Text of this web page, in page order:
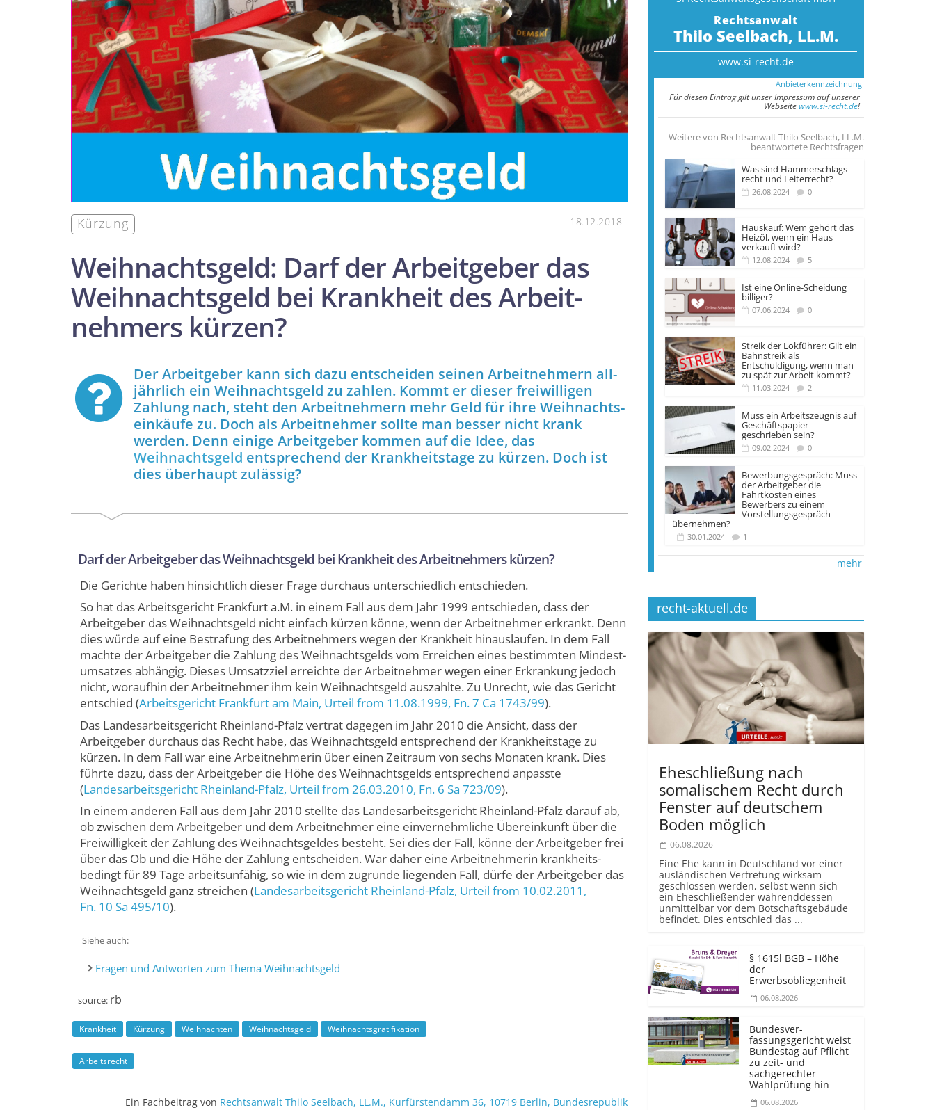
Kürzung 18.12.2018
Weihnachts­geld: Darf der Arbeitgeber das
Weihnachts­geld bei Krankheit des Arbeit­
nehmers kürzen?
Der Arbeitgeber kann sich dazu entscheiden seinen Arbeit­nehmern all­
jährlich ein Weihnachts­geld zu zahlen. Kommt er dieser freiwilligen
Zahlung nach, steht den Arbeit­nehmern mehr Geld für ihre Weihnachts­
einkäufe zu. Doch als Arbeit­nehmer sollte man besser nicht krank
werden. Denn einige Arbeitgeber kommen auf die Idee, das
Weihnachtsgeld entsprechend der Krankheits­tage zu kürzen. Doch ist
dies überhaupt zulässig?
Darf der Arbeitgeber das Weihnachts­geld bei Krankheit des Arbeit­nehmers kürzen?
Die Gerichte haben hinsichtlich dieser Frage durchaus unterschiedlich entschieden.
So hat das Arbeits­gericht Frankfurt a.M. in einem Fall aus dem Jahr 1999 entschieden, dass der
Arbeitgeber das Weihnachts­geld nicht einfach kürzen könne, wenn der Arbeit­nehmer erkrankt. Denn
dies würde auf eine Bestrafung des Arbeit­nehmers wegen der Krankheit hinaus­laufen. In dem Fall
machte der Arbeitgeber die Zahlung des Weihnachts­gelds vom Erreichen eines bestimmten Mindest­
umsatzes abhängig. Dieses Umsatzziel erreichte der Arbeit­nehmer wegen einer Erkrankung jedoch
nicht, woraufhin der Arbeit­nehmer ihm kein Weihnachts­geld auszahlte. Zu Unrecht, wie das Gericht
entschied (Arbeitsgericht Frankfurt am Main, Urteil from 11.08.1999, Fn. 7 Ca 1743/99).
Das Landes­arbeits­gericht Rheinland-Pfalz vertrat dagegen im Jahr 2010 die Ansicht, dass der
Arbeitgeber durchaus das Recht habe, das Weihnachts­geld entsprechend der Krankheits­tage zu
kürzen. In dem Fall war eine Arbeit­nehmerin über einen Zeitraum von sechs Monaten krank. Dies
führte dazu, dass der Arbeitgeber die Höhe des Weihnachts­gelds entsprechend anpasste
(Landesarbeitsgericht Rheinland-Pfalz, Urteil from 26.03.2010, Fn. 6 Sa 723/09).
In einem anderen Fall aus dem Jahr 2010 stellte das Landes­arbeits­gericht Rheinland-Pfalz darauf ab,
ob zwischen dem Arbeitgeber und dem Arbeit­nehmer eine ein­vernehmliche Über­einkunft über die
Frei­willigkeit der Zahlung des Weihnachts­geldes besteht. Sei dies der Fall, könne der Arbeitgeber frei
über das Ob und die Höhe der Zahlung entscheiden. War daher eine Arbeit­nehmerin krankheits­
bedingt für 89 Tage arbeits­unfähig, so wie in dem zugrunde liegenden Fall, dürfe der Arbeitgeber das
Weihnachts­geld ganz streichen (Landesarbeitsgericht Rheinland-Pfalz, Urteil from 10.02.2011,
Fn. 10 Sa 495/10).
Siehe auch
Fragen und Antworten zum Thema Weihnachtsgeld
source: rb
Krankheit Kürzung Weihnachten Weihnachtsgeld Weihnachtsgratifikation
Arbeitsrecht
Ein Fachbeitrag von Rechtsanwalt Thilo Seelbach, LL.M., Kurfürstendamm 36, 10719 Berlin, Bundesrepublik
Rechtsanwalt
Thilo Seelbach, LL.M.
www.si-recht.de
Anbieterkennzeichnung
Für diesen Eintrag gilt unser Impressum auf unserer
Webseitewww.si-recht.de!
Weitere von Rechtsanwalt Thilo Seelbach, LL.M.
beantwortete Rechtsfragen
Was sind Hammer­­schlags­
recht und Leiter­recht?
26.08.2024 0
Hauskauf: Wem gehört das
Heizöl, wenn ein Haus
verkauft wird?
12.08.2024 5
Ist eine Online-Scheidung
billiger?
07.06.2024 0
Streik der Lokführer: Gilt ein
Bahnstreik als
Entschuldigung, wenn man
zu spät zur Arbeit kommt?
11.03.2024 2
Muss ein Arbeitszeugnis auf
Geschäftspapier
geschrieben sein?
09.02.2024 0
Bewerbungsgespräch: Muss
der Arbeitgeber die
Fahrtkosten eines
Bewerbers zu einem
Vorstellungsgespräch
übernehmen?
30.01.2024 1
mehr
recht-aktuell.de
Eheschließung nach
somalischem Recht durch
Fenster auf deutschem
Boden möglich
06.08.2026
Eine Ehe kann in Deutschland vor einer
ausländischen Vertretung wirksam
geschlossen werden, selbst wenn sich
ein Eheschließender währenddessen
unmittelbar vor dem Botschaftsgebäude
befindet. Dies entschied das ...
§ 1615l BGB – Höhe
der
Erwerbsobliegenheit
06.08.2026
Bundesver­
fassungsgericht weist
Bundestag auf Pflicht
zu zeit- und
sachgerechter
Wahlprüfung hin
06.08.2026